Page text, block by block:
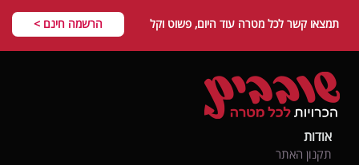
תמצאו קשר לכל מטרה עוד היום, פשוט וקל הרשמה חינם >
אודות
תקנון האתר